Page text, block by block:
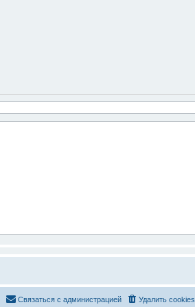
Удалить cookies
Связаться с администрацией